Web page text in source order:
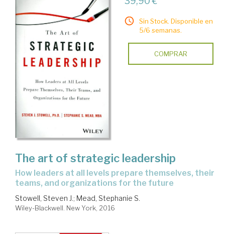
Sin Stock. Disponible en
5/6 semanas.
COMPRAR
The art of strategic leadership
how leaders at all levels prepare themselves, their
teams, and organizations for the future
Stowell, Steven J.; Mead, Stephanie S.
Wiley-Blackwell. New York, 2016